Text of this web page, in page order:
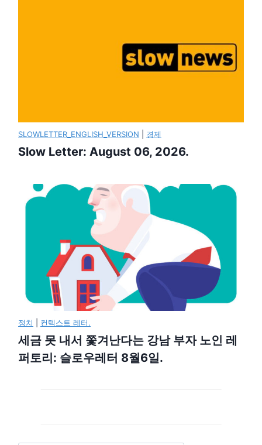
SLOWLETTER_ENGLISH_VERSION 경제
Slow Letter: August 06, 2026.
정치 컨텍스트 레터.
세금 못 내서 쫓겨난다는 강남 부자 노인 레
퍼토리: 슬로우레터 8월6일.